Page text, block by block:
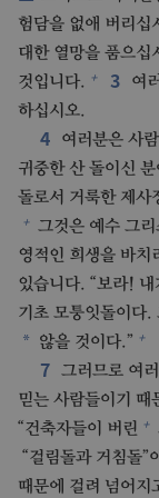
험담을 없애 버리십
대한 열망을 품으십
것입니다. + 3 여
하십시오.
4 여러분은 사
귀중한 산 돌이신
돌로서 거룩한 제사
+ 그것은 예수 그
영적인 희생을 바치
있습니다. “보라!
기초 모퉁잇돌이다.
* 않을 것이다.” +
7 그러므로 여
믿는 사람들이기 때
“건축자들이 버린 +
“걸림돌과 거침돌”이
때문에 걸려 넘어지